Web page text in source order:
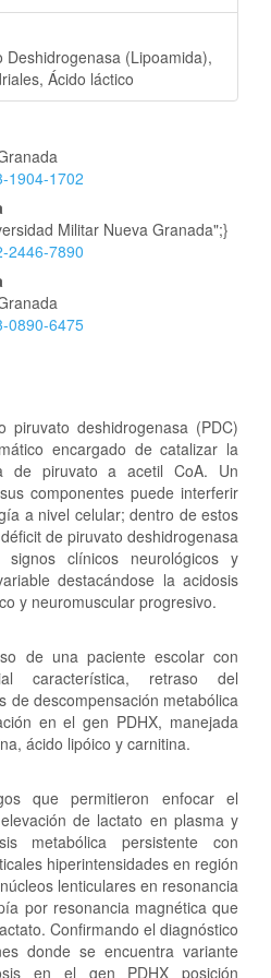
Deshidrogenasa (Lipoamida),
Ácido láctico
1904-1702
Militar Nueva Granada";}
2446-7890
0890-6475
piruvato deshidrogenasa (PDC)
encargado de catalizar la
de piruvato a acetil CoA. Un
componentes puede interferir
a nivel celular; dentro de estos
de piruvato deshidrogenasa
signos clínicos neurológicos y
destacándose la acidosis
y neuromuscular progresivo.
de una paciente escolar con
característica, retraso del
de descompensación metabólica
en el gen PDHX, manejada
ácido lipóico y carnitina.
que permitieron enfocar el
de lactato en plasma y
metabólica persistente con
hiperintensidades en región
lenticulares en resonancia
por resonancia magnética que
Confirmando el diagnóstico
donde se encuentra variante
en el gen PDHX posición